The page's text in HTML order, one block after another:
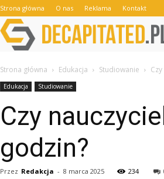
Strona główna O nas Reklama Kontakt
Strona główna Edukacja Studiowanie
Edukacja Studiowanie
Czy
godzin?
Przez Redakcja - 8 marca 2025 234